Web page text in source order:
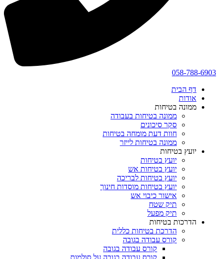
058-788-6903
דף הבית
אודות
ממונה בטיחות
ממונה בטיחות בעבודה
סקר סיכונים
חוות דעת מומחה בטיחות
ממונה בטיחות לייזר
יועץ בטיחות
יועץ בטיחות
יועץ בטיחות אש
יועץ בטיחות לבריכה
יועץ בטיחות מוסדות חינוך
אישור כיבוי אש
תיק שטח
תיק מפעל
הדרכות בטיחות
הדרכת בטיחות כללית
קורס עבודה בגובה
קורס עבודה בגובה
קורס עבודה בגובה על סולמות